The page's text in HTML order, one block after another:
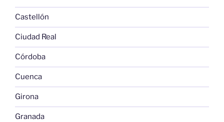
Castellón
Ciudad Real
Córdoba
Cuenca
Girona
Granada